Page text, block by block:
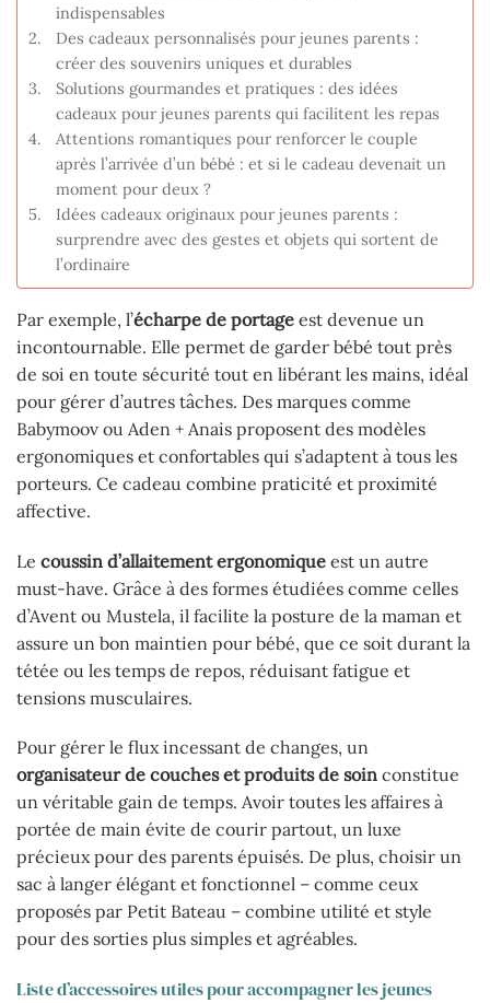
indispensables
Des cadeaux personnalisés pour jeunes parents :
créer des souvenirs uniques et durables
Solutions gourmandes et pratiques : des idées
cadeaux pour jeunes parents qui facilitent les repas
Attentions romantiques pour renforcer le couple
après l’arrivée d’un bébé : et si le cadeau devenait un
moment pour deux ?
Idées cadeaux originaux pour jeunes parents :
surprendre avec des gestes et objets qui sortent de
l’ordinaire
Par exemple, l’écharpe de portage est devenue un
incontournable. Elle permet de garder bébé tout près
de soi en toute sécurité tout en libérant les mains, idéal
pour gérer d’autres tâches. Des marques comme
Babymoov ou Aden + Anais proposent des modèles
ergonomiques et confortables qui s’adaptent à tous les
porteurs. Ce cadeau combine praticité et proximité
affective.
Le coussin d’allaitement ergonomique est un autre
must-have. Grâce à des formes étudiées comme celles
d’Avent ou Mustela, il facilite la posture de la maman et
assure un bon maintien pour bébé, que ce soit durant la
tétée ou les temps de repos, réduisant fatigue et
tensions musculaires.
Pour gérer le flux incessant de changes, un
organisateur de couches et produits de soin constitue
un véritable gain de temps. Avoir toutes les affaires à
portée de main évite de courir partout, un luxe
précieux pour des parents épuisés. De plus, choisir un
sac à langer élégant et fonctionnel – comme ceux
proposés par Petit Bateau – combine utilité et style
pour des sorties plus simples et agréables.
Liste d’accessoires utiles pour accompagner les jeunes